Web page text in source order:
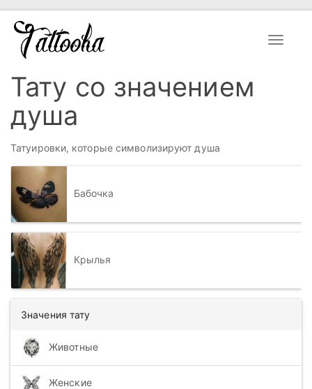
Toggle
Тату со значением
душа
Татуировки, которые символизируют душа
Бабочка
Крылья
Значения тату
Животные
Женские